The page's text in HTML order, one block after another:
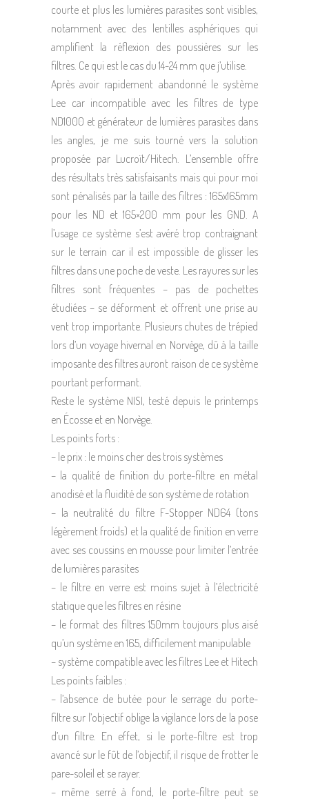
courte et plus les lumières parasites sont visibles,
notamment avec des lentilles asphériques qui
amplifient la réflexion des poussières sur les
filtres. Ce qui est le cas du 14-24 mm que j’utilise.
Après avoir rapidement abandonné le système
Lee car incompatible avec les filtres de type
ND1000 et générateur de lumières parasites dans
les angles, je me suis tourné vers la solution
proposée par Lucroït/Hitech. L’ensemble offre
des résultats très satisfaisants mais qui pour moi
sont pénalisés par la taille des filtres : 165x165mm
pour les ND et 165×200 mm pour les GND. A
l’usage ce système s’est avéré trop contraignant
sur le terrain car il est impossible de glisser les
filtres dans une poche de veste. Les rayures sur les
filtres sont fréquentes – pas de pochettes
étudiées – se déforment et offrent une prise au
vent trop importante. Plusieurs chutes de trépied
lors d’un voyage hivernal en Norvège, dû à la taille
imposante des filtres auront raison de ce système
pourtant performant.
Reste le système NISI, testé depuis le printemps
en Écosse et en Norvège.
Les points forts :
– le prix : le moins cher des trois systèmes
– la qualité de finition du porte-filtre en métal
anodisé et la fluidité de son système de rotation
– la neutralité du filtre F-Stopper ND64 (tons
légèrement froids) et la qualité de finition en verre
avec ses coussins en mousse pour limiter l’entrée
de lumières parasites
– le filtre en verre est moins sujet à l’électricité
statique que les filtres en résine
– le format des filtres 150mm toujours plus aisé
qu’un système en 165, difficilement manipulable
– système compatible avec les filtres Lee et Hitech
Les points faibles :
– l’absence de butée pour le serrage du porte-
filtre sur l’objectif oblige la vigilance lors de la pose
d’un filtre. En effet, si le porte-filtre est trop
avancé sur le fût de l’objectif, il risque de frotter le
pare-soleil et se rayer.
– même serré à fond, le porte-filtre peut se